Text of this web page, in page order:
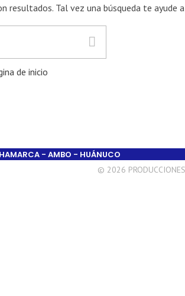
resultados. Tal vez una búsqueda te ayude
de inicio
- AMBO - HUÁNUCO
© 2026